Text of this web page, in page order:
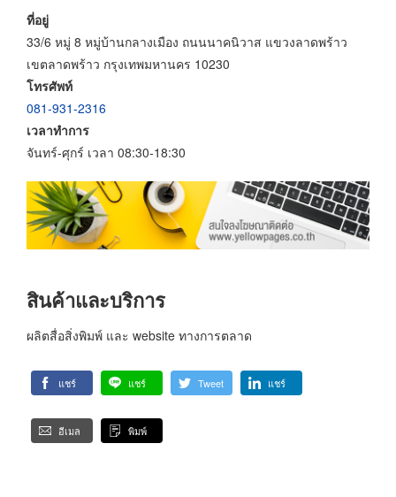
ที่อยู่
33/6 หมู่ 8 หมู่บ้านกลางเมือง ถนนนาคนิวาส แขวงลาดพร้าว
เขตลาดพร้าว กรุงเทพมหานคร 10230
โทรศัพท์
081-931-2316
เวลาทำการ
จันทร์-ศุกร์ เวลา 08:30-18:30
สินค้าและบริการ
ผลิตสื่อสิ่งพิมพ์ และ website ทางการตลาด
แชร์ แชร์ Tweet แชร์
อีเมล พิมพ์